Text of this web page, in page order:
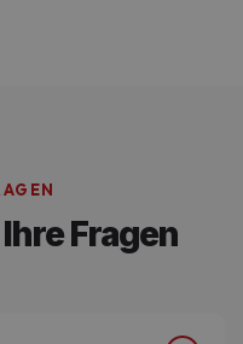
Fragen